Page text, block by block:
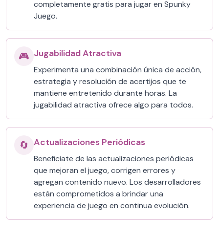
completamente gratis para jugar en Spunky
Juego.
🎮 Jugabilidad Atractiva
Experimenta una combinación única de acción,
estrategia y resolución de acertijos que te
mantiene entretenido durante horas. La
jugabilidad atractiva ofrece algo para todos.
🔄 Actualizaciones Periódicas
Benefíciate de las actualizaciones periódicas
que mejoran el juego, corrigen errores y
agregan contenido nuevo. Los desarrolladores
están comprometidos a brindar una
experiencia de juego en continua evolución.